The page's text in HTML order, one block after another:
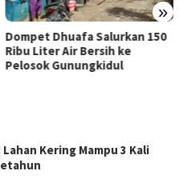
»
Dompet Dhuafa Salurkan 150
Ribu Liter Air Bersih ke
Pelosok Gunungkidul
Lahan Kering Mampu 3 Kali